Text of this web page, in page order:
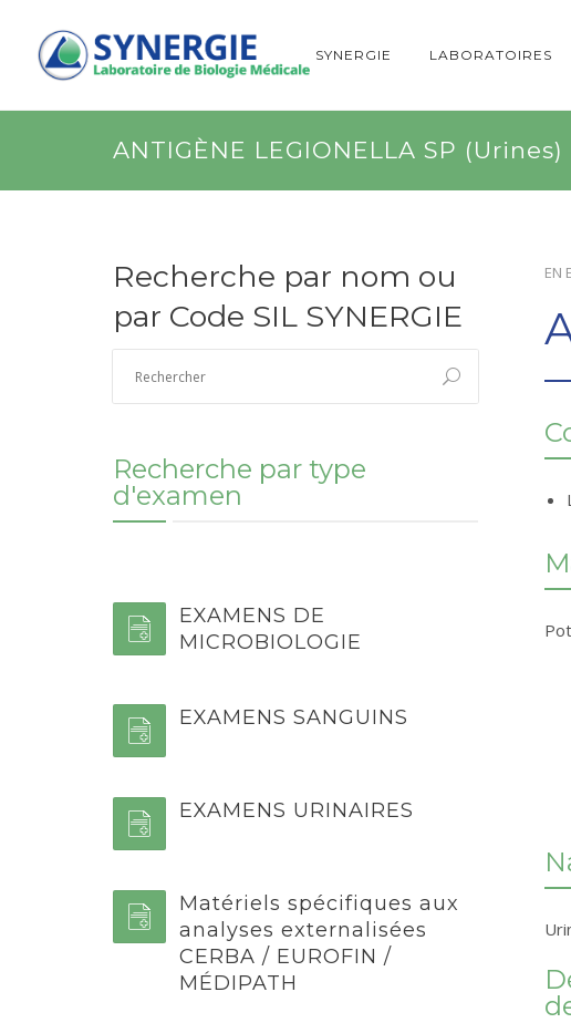
SYNERGIE LABORATOIRES
ANTIGÈNE LEGIONELLA SP (Urines)
EN
Recherche par nom ou
par Code SIL SYNERGIE
Recherche par type
d'examen
EXAMENS DE
MICROBIOLOGIE
EXAMENS SANGUINS
EXAMENS URINAIRES
Matériels spécifiques aux
analyses externalisées
CERBA / EUROFIN /
MÉDIPATH